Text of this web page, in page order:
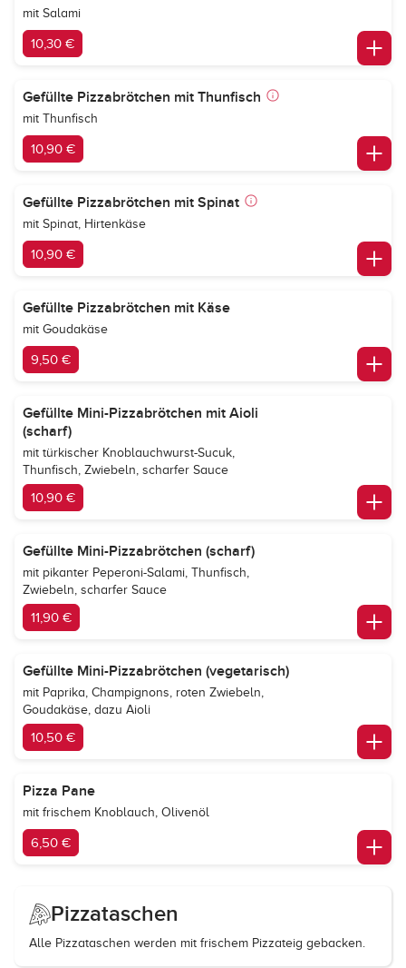
mit Salami
10,30 €
Gefüllte Pizzabrötchen mit Thunfisch
mit Thunfisch
10,90 €
Gefüllte Pizzabrötchen mit Spinat
mit Spinat, Hirtenkäse
10,90 €
Gefüllte Pizzabrötchen mit Käse
mit Goudakäse
9,50 €
Gefüllte Mini-Pizzabrötchen mit Aioli
(scharf)
mit türkischer Knoblauchwurst-Sucuk,
Thunfisch, Zwiebeln, scharfer Sauce
10,90 €
Gefüllte Mini-Pizzabrötchen (scharf)
mit pikanter Peperoni-Salami, Thunfisch,
Zwiebeln, scharfer Sauce
11,90 €
Gefüllte Mini-Pizzabrötchen (vegetarisch)
mit Paprika, Champignons, roten Zwiebeln,
Goudakäse, dazu Aioli
10,50 €
Pizza Pane
mit frischem Knoblauch, Olivenöl
6,50 €
Pizzataschen
Alle Pizzataschen werden mit frischem Pizzateig gebacken.